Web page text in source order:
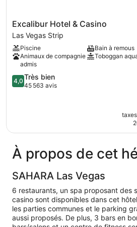
Excalibur
Hotel
&
Casino
Las
Vegas
Strip
Excalibur Hotel & Casino
Las Vegas Strip
Piscine
Bain à remous
Animaux de compagnie
admis
Toboggan
4.0
sur
4,0 Très bien
45 563 avis
À propos de cet
SAHARA Las Vegas
6 restaurants, un spa proposant des
casino sont disponibles dans cet
les parties communes et le parking
aussi proposés. De plus, 3 bars en